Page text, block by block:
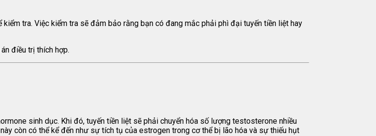
tra. Việc kiểm tra sẽ đảm bảo rằng bạn có đang mắc phải phì đại tuyến tiền liệt hay
điều trị thích hợp.
sinh dục. Khi đó, tuyến tiền liệt sẽ phải chuyển hóa số lượng testosterone nhiều
còn có thể kể đến như sự tích tụ của estrogen trong cơ thể bị lão hóa và sự thiếu hụt